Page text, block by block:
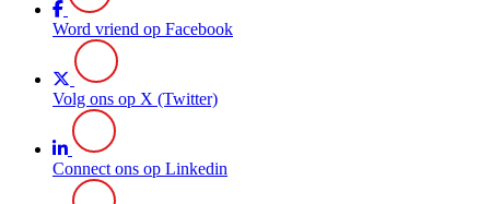
Word vriend op Facebook
Volg ons op X (Twitter)
Connect ons op Linkedin